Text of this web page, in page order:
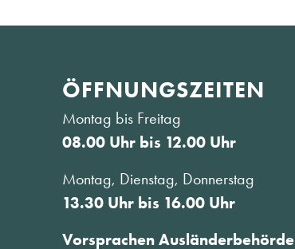
ÖFFNUNGS­ZEITEN
Montag bis Freitag
08.00 Uhr bis 12.00 Uhr
Montag, Dienstag, Donnerstag
13.30 Uhr bis 16.00 Uhr
Vorsprachen Ausländerbehörde